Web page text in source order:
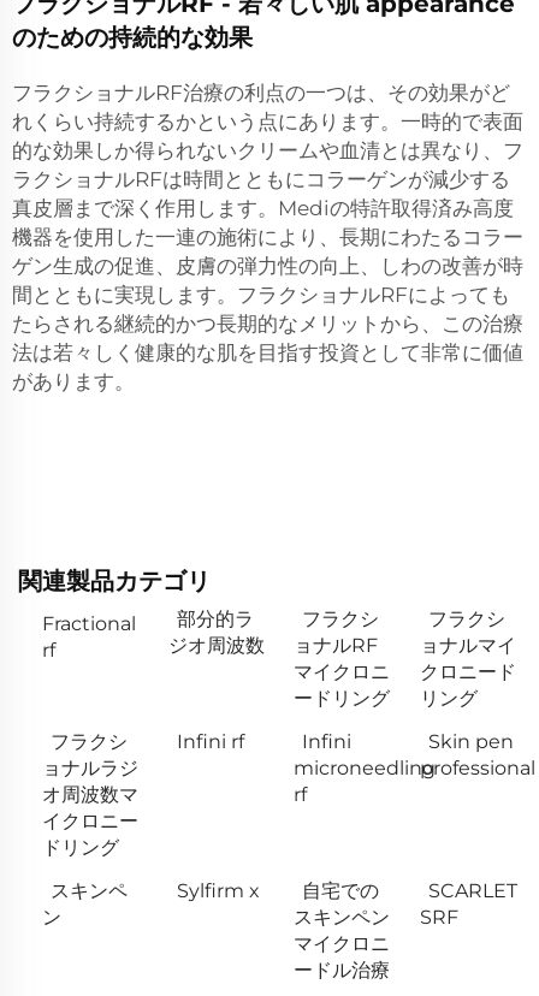
のための持続的な効果
フラクショナルRF治療の利点の一つは、その効果がど
れくらい持続するかという点にあります。一時的で表面
的な効果しか得られないクリームや血清とは異なり、フ
ラクショナルRFは時間とともにコラーゲンが減少する
真皮層まで深く作用します。Mediの特許取得済み高度
機器を使用した一連の施術により、長期にわたるコラー
ゲン生成の促進、皮膚の弾力性の向上、しわの改善が時
間とともに実現します。フラクショナルRFによっても
たらされる継続的かつ長期的なメリットから、この治療
法は若々しく健康的な肌を目指す投資として非常に価値
があります。
関連製品カテゴリ
Fractional
rf
部分的ラ
ジオ周波数
フラクシ
ョナルRF
マイクロニ
ードリング
フラクシ
ョナルマイ
クロニード
リング
フラクシ
ョナルラジ
オ周波数マ
イクロニー
ドリング
Infini rf
Infini
microneedling
rf
Skin pen
professional
スキンペ
ン
Sylfirm x
自宅での
スキンペン
マイクロニ
ードル治療
SCARLET
SRF